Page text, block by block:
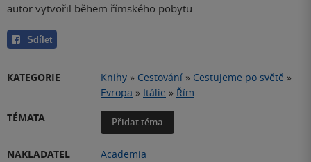
autor vytvořil během římského pobytu.
Sdílet
KATEGORIE Knihy » Cestování » Cestujeme po světě »
Evropa » Itálie » Řím
TÉMATA
Přidat téma
NAKLADATEL
Academia